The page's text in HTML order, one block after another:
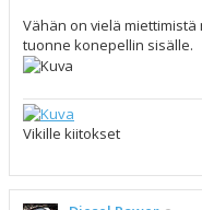
Vähän on vielä
tuonne konepellin sisälle.
Vikille kiitokset